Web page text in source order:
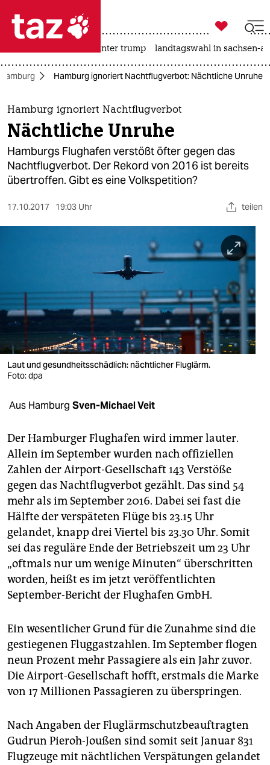
 taz zahl ich
taz zahl ich
themen
politik
öko
nord
wahrheit
verlag
verlag
veranstaltungen
fragen & hilfe
unterstützen
abo
genossenschaft
epaper login

taz zahl ich
usa unter trump landtagswahl in sachsen-
Hamburg Hamburg ignoriert Nachtflugverbot: Nächtliche Unruhe
Hamburg ignoriert Nachtflugverbot
Nächtliche Unruhe
Hamburgs Flughafen verstößt öfter gegen das
Nachtflugverbot. Der Rekord von 2016 ist bereits
übertroffen. Gibt es eine Volkspetition?
17.10.2017 19:03 Uhr teilen
Laut und gesundheitsschädlich: nächtlicher Fluglärm.
Foto: dpa
Aus Hamburg Sven-Michael Veit
Der Hamburger Flughafen wird immer lauter.
Allein im September wurden nach offiziellen
Zahlen der Airport-Gesellschaft 143 Verstöße
gegen das Nachtflugverbot gezählt. Das sind 54
mehr als im September 2016. Dabei sei fast die
Hälfte der verspäteten Flüge bis 23.15 Uhr
gelandet, knapp drei Viertel bis 23.30 Uhr. Somit
sei das reguläre Ende der Betriebszeit um 23 Uhr
„oftmals nur um wenige Minuten“ überschritten
worden, heißt es im jetzt veröffentlichten
September-Bericht der Flughafen GmbH.
Ein wesentlicher Grund für die Zunahme sind die
gestiegenen Fluggastzahlen. Im September flogen
neun Prozent mehr Passagiere als ein Jahr zuvor.
Die Airport-Gesellschaft hofft, erstmals die Marke
von 17 Millionen Passagieren zu überspringen.
Nach Angaben der Fluglärmschutzbeauftragten
Gudrun Pieroh-Joußen sind somit seit Januar 831
Flugzeuge mit nächtlichen Verspätungen gelandet